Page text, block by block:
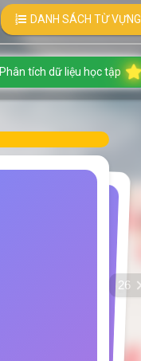
DANH SÁCH TỪ VỰNG
Phân tích dữ liệu học tập
26